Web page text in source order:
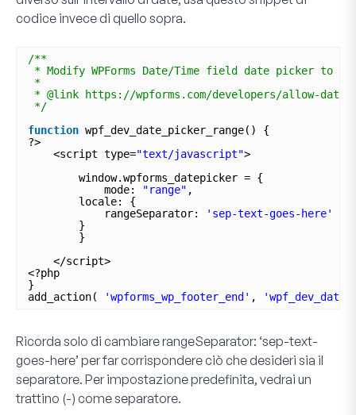
codice invece di quello sopra.
/**
* Modify WPForms Date/Time field date picker to
*
* @link https://wpforms.com/developers/allow-
*/
function wpf_dev_date_picker_range() {
?>
<script type="text/javascript">
window.wpforms_datepicker = {
mode:
"range" ,
locale: {
rangeSeparator:
'sep-text-goes-here'
}
}
</script>
<?php
}
add_action(
'wpforms_wp_footer_end' ,
Ricorda solo di cambiarerangeSeparator: ‘sep-text-
goes-here’ per far corrispondere ciò che desideri sia il
separatore. Per impostazione predefinita, vedrai un
trattino (-) come separatore.